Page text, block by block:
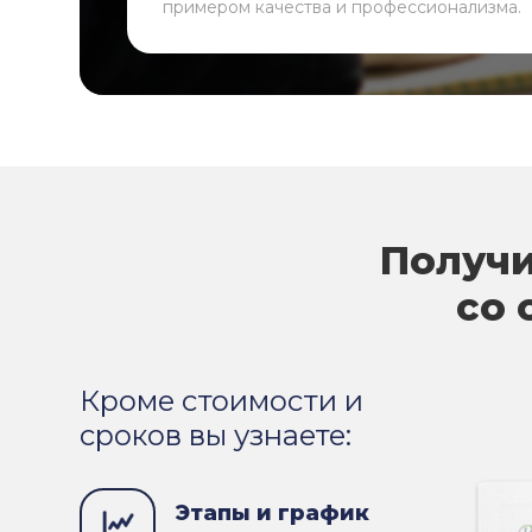
примером качества и профессионализма.
со
Кроме стоимости и
сроков вы узнаете:
Этапы и график